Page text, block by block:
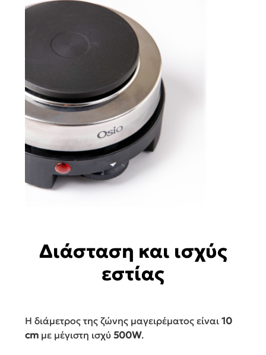
Διάσταση και ισχύς
εστίας
Η διάμετρος της ζώνης μαγειρέματος είναι 10
cm με μέγιστη ισχύ 500W.